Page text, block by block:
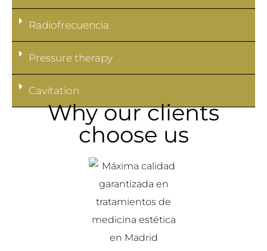
Radiofrecuencia
Pressure therapy
Cavitation
Why our clients
choose us